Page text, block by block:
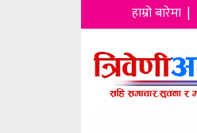
हाम्रो बारेमा |